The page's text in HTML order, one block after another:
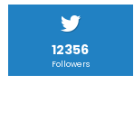
12356
Followers